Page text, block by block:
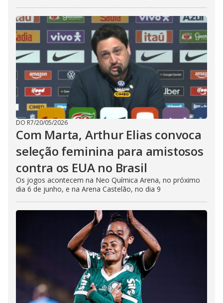
DO R7/20/05/2026
Com Marta, Arthur Elias convoca
seleção feminina para amistosos
contra os EUA no Brasil
Os jogos acontecem na Neo Química Arena, no próximo
dia 6 de junho, e na Arena Castelão, no dia 9